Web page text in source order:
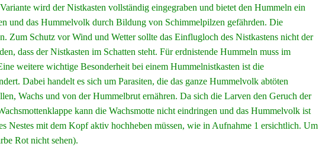
wird der Nistkasten vollständig eingegraben und bietet den Hummeln ein
und das Hummelvolk durch Bildung von Schimmelpilzen gefährden. Die
Zum Schutz vor Wind und Wetter sollte das Einflugloch des Nistkastens nicht der
dass der Nistkasten im Schatten steht. Für erdnistende Hummeln muss im
weitere wichtige Besonderheit bei einem Hummelnistkasten ist die
Dabei handelt es sich um Parasiten, die das ganze Hummelvolk abtöten
Wachs und von der Hummelbrut ernähren. Da sich die Larven den Geruch der
kann die Wachsmotte nicht eindringen und das Hummelvolk ist
Nestes mit dem Kopf aktiv hochheben müssen, wie in Aufnahme 1 ersichtlich. Um
Rot nicht sehen).